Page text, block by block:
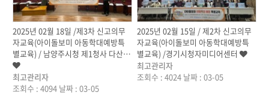
2025년 02월 18일 /제3차 신고의무
자교육(아이돌보미 아동학대예방특
별교육) / 남양주시청 제1청사 다산…
최고관리자
조회수 : 4094 날짜 : 03-05
2025년 02월 15일 / 제2차 신고의무
자교육(아이돌보미 아동학대예방특
별교육) /경기시청자미디어센터
최고관리자
조회수 : 4024 날짜 : 03-05